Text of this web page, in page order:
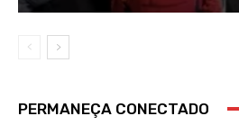
PERMANEÇA CONECTADO